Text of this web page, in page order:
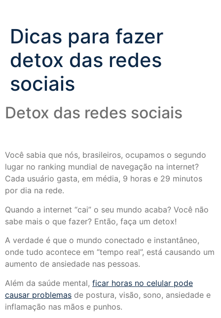
Dicas para fazer
detox das redes
sociais
Detox das redes sociais
Você sabia que nós, brasileiros, ocupamos o segundo
lugar no ranking mundial de navegação na internet?
Cada usuário gasta, em média, 9 horas e 29 minutos
por dia na rede.
Quando a internet “cai” o seu mundo acaba? Você não
sabe mais o que fazer? Então, faça um detox!
A verdade é que o mundo conectado e instantâneo,
onde tudo acontece em “tempo real”, está causando um
aumento de ansiedade nas pessoas.
Além da saúde mental, ficar horas no celular pode
causar problemas de postura, visão, sono, ansiedade e
inflamação nas mãos e punhos.